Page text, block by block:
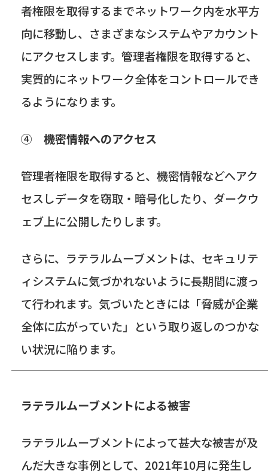
者権限を取得するまでネットワーク内を水平方
向に移動し、さまざまなシステムやアカウント
にアクセスします。管理者権限を取得すると、
実質的にネットワーク全体をコントロールでき
るようになります。
④機密情報へのアクセス
管理者権限を取得すると、機密情報などへアク
セスしデータを窃取・暗号化したり、ダークウ
ェブ上に公開したりします。
さらに、ラテラルムーブメントは、セキュリテ
ィシステムに気づかれないように長期間に渡っ
て行われます。気づいたときには「脅威が企業
全体に広がっていた」という取り返しのつかな
い状況に陥ります。
ラテラルムーブメントによる被害
ラテラルムーブメントによって甚大な被害が及
んだ大きな事例として、 2021年10月に発生し